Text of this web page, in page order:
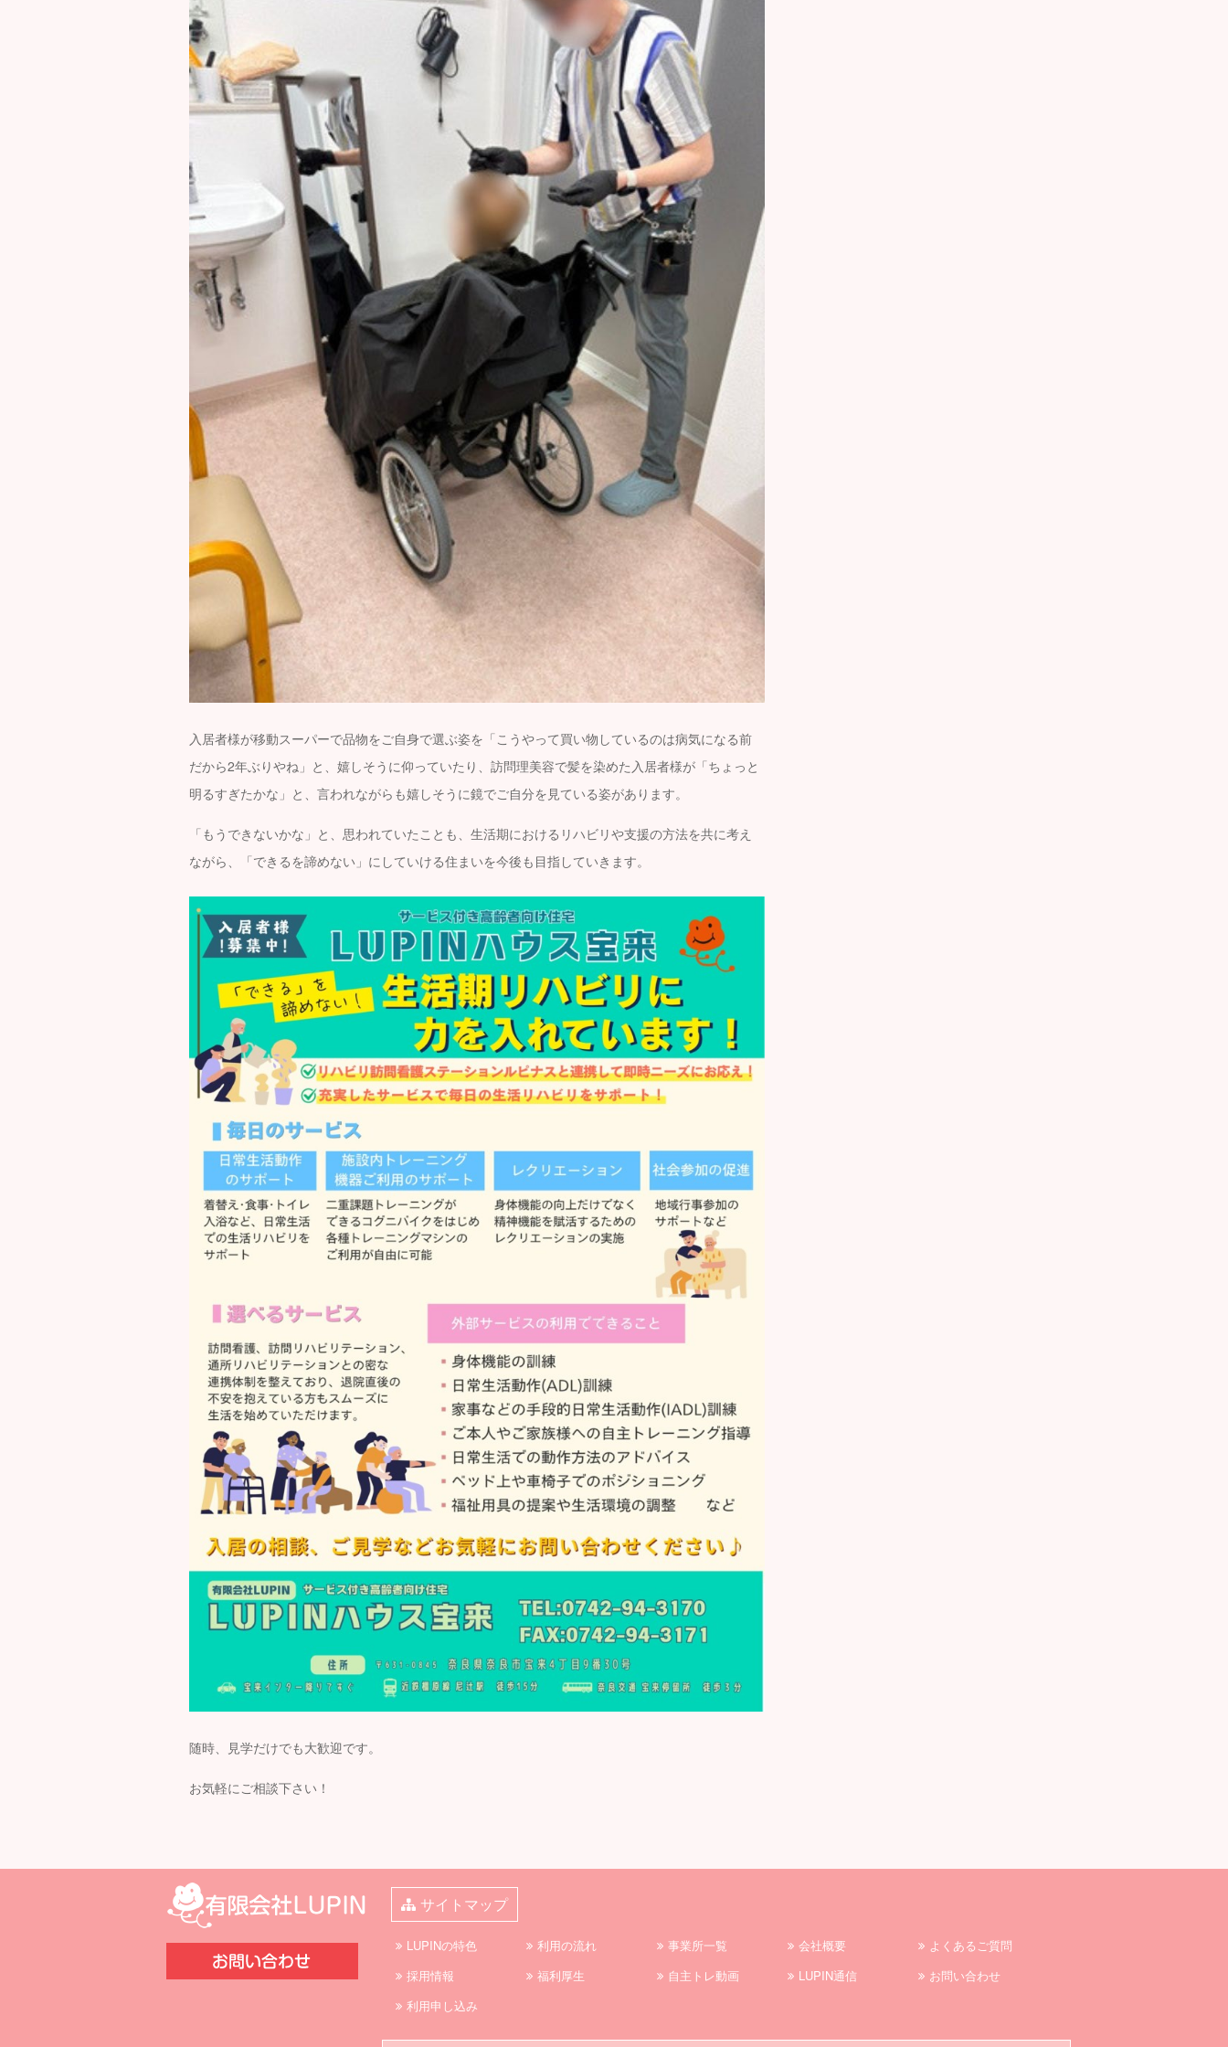
入居者様が移動スーパーで品物をご自身で選ぶ姿を「こうやって買い物しているのは病気になる前
だから2年ぶりやね」と、嬉しそうに仰っていたり、訪問理美容で髪を染めた入居者様が「ちょっと
明るすぎたかな」と、言われながらも嬉しそうに鏡でご自分を見ている姿があります。
「もうできないかな」と、思われていたことも、生活期におけるリハビリや支援の方法を共に考え
ながら、「できるを諦めない」にしていける住まいを今後も目指していきます。
随時、見学だけでも大歓迎です。
お気軽にご相談下さい！
サイトマップ
LUPINの特色 利用の流れ 事業所一覧 会社概要
よくあるご質問
採用情報
福利厚生 自主トレ動画 LUPIN通信
お問い合わせ
利用申し込み